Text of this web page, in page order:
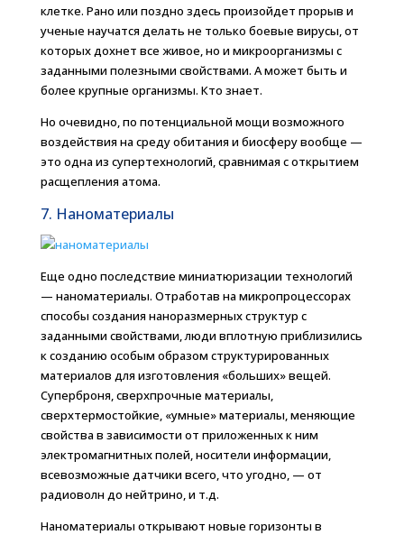
клетке. Рано или поздно здесь произойдет прорыв и
ученые научатся делать не только боевые вирусы, от
которых дохнет все живое, но и микроорганизмы с
заданными полезными свойствами. А может быть и
более крупные организмы. Кто знает.
Но очевидно, по потенциальной мощи возможного
воздействия на среду обитания и биосферу вообще —
это одна из супертехнологий, сравнимая с открытием
расщепления атома.
7. Наноматериалы
Еще одно последствие миниатюризации технологий
— наноматериалы. Отработав на микропроцессорах
способы создания наноразмерных структур с
заданными свойствами, люди вплотную приблизились
к созданию особым образом структурированных
материалов для изготовления «больших» вещей.
Суперброня, сверхпрочные материалы,
сверхтермостойкие, «умные» материалы, меняющие
свойства в зависимости от приложенных к ним
электромагнитных полей, носители информации,
всевозможные датчики всего, что угодно, — от
радиоволн до нейтрино, и т.д.
Наноматериалы открывают новые горизонты в